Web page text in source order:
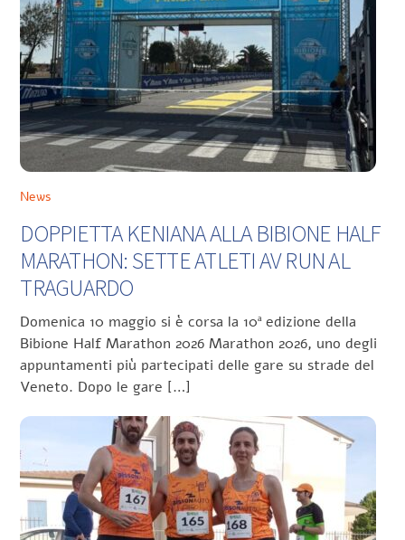
News
DOPPIETTA KENIANA ALLA BIBIONE HALF
MARATHON: SETTE ATLETI AV RUN AL
TRAGUARDO
Domenica 10 maggio si è corsa la 10ª edizione della
Bibione Half Marathon 2026 Marathon 2026, uno degli
appuntamenti più partecipati delle gare su strade del
Veneto. Dopo le gare […]